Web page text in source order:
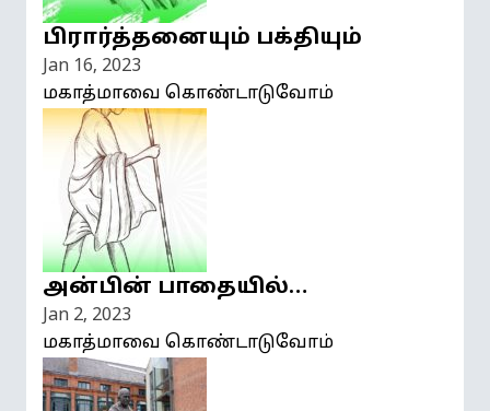
பிரார்த்தனையும் பக்தியும்
Jan 16, 2023
மகாத்மாவை கொண்டாடுவோம்
அன்பின் பாதையில்…
Jan 2, 2023
மகாத்மாவை கொண்டாடுவோம்